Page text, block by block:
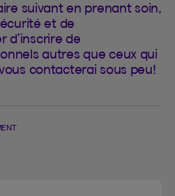
suivant en prenant soin,
et de
d’inscrire de
autres que ceux qui
contacterai sous peu!